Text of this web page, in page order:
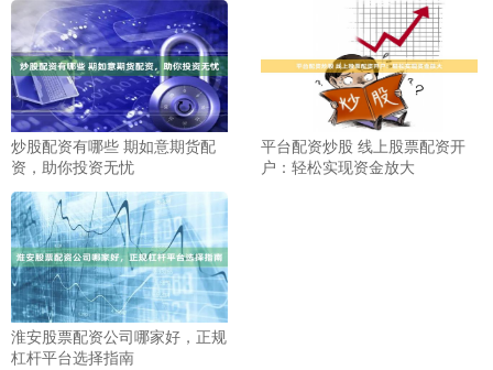
炒股配资有哪些 期如意期货配
资，助你投资无忧
平台配资炒股 线上股票配资开
户：轻松实现资金放大
淮安股票配资公司哪家好，正规
杠杆平台选择指南